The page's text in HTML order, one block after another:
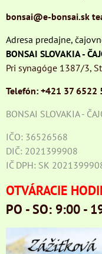
bonsai@e-bonsai.sk
Adresa predajne,
BONSAI SLOVAKIA -
Pri synagóge 1387/3,
Telefón: +421 37 6522
BONSAI SLOVAKIA -
IČO: 36526568
DIČ: 2021399908
IČ DPH: SK
OTVÁRACIE
PO - SO: 9:00 -